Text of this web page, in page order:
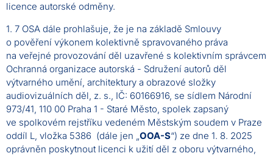
licence autorské odměny.
1. 7 OSA dále prohlašuje, že je na základě Smlouvy
o pověření výkonem kolektivně spravovaného práva
na veřejné provozování děl uzavřené s kolektivním správcem
Ochranná organizace autorská - Sdružení autorů děl
výtvarného umění, architektury a obrazové složky
audiovizuálních děl, z. s., IČ: 60166916, se sídlem Národní
973/41, 110 00 Praha 1 - Staré Město, spolek zapsaný
ve spolkovém rejstříku vedeném Městským soudem v Praze
oddíl L, vložka 5386 (dále jen „OOA-S“) ze dne 1. 8. 2025
oprávněn poskytnout licenci k užití děl z oboru výtvarného,